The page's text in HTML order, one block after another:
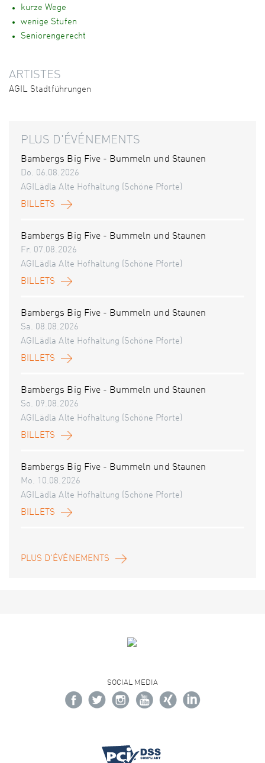
kurze Wege
wenige Stufen
Seniorengerecht
ARTISTES
AGIL Stadtführungen
PLUS D'ÉVÉNEMENTS
Bambergs Big Five - Bummeln und Staunen
Do. 06.08.2026
AGILädla Alte Hofhaltung (Schöne Pforte)
BILLETS
Bambergs Big Five - Bummeln und Staunen
Fr. 07.08.2026
AGILädla Alte Hofhaltung (Schöne Pforte)
BILLETS
Bambergs Big Five - Bummeln und Staunen
Sa. 08.08.2026
AGILädla Alte Hofhaltung (Schöne Pforte)
BILLETS
Bambergs Big Five - Bummeln und Staunen
So. 09.08.2026
AGILädla Alte Hofhaltung (Schöne Pforte)
BILLETS
Bambergs Big Five - Bummeln und Staunen
Mo. 10.08.2026
AGILädla Alte Hofhaltung (Schöne Pforte)
BILLETS
PLUS D'ÉVÉNEMENTS
SOCIAL MEDIA